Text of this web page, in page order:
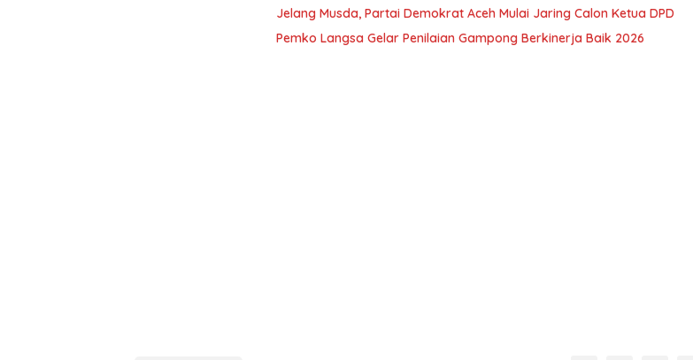
Jelang Musda, Partai Demokrat Aceh Mulai Jaring Calon Ketua DPD
Pemko Langsa Gelar Penilaian Gampong Berkinerja Baik 2026